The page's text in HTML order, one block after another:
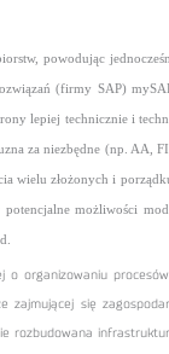
powodując
(firmy SAP)
lepiej technicznie i
za niezbędne (np. AA,
wielu złożonych i
możliwości
o organizowaniu
zajmującej się
rozbudowana